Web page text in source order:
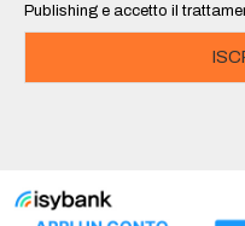
Publishing e accetto il